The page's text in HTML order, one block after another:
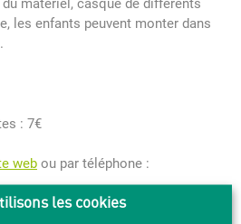
matériel, casque de différents
les enfants peuvent monter dans
: 7€
web ou par téléphone :
les cookies